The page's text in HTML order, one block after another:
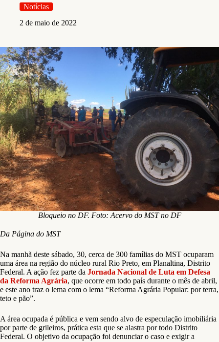
Notícias
2 de maio de 2022
Bloqueio no DF. Foto: Acervo do MST no DF
Da Página do MST
Na manhã deste sábado, 30, cerca de 300 famílias do MST ocuparam
uma área na região do núcleo rural Rio Preto, em Planaltina, Distrito
Federal. A ação fez parte da Jornada Nacional de Luta em Defesa
da Reforma Agrária, que ocorre em todo país durante o mês de abril,
e este ano traz o lema com o lema “Reforma Agrária Popular: por terra,
teto e pão”.
A área ocupada é pública e vem sendo alvo de especulação imobiliária
por parte de grileiros, prática esta que se alastra por todo Distrito
Federal. O objetivo da ocupação foi denunciar o caso e exigir a